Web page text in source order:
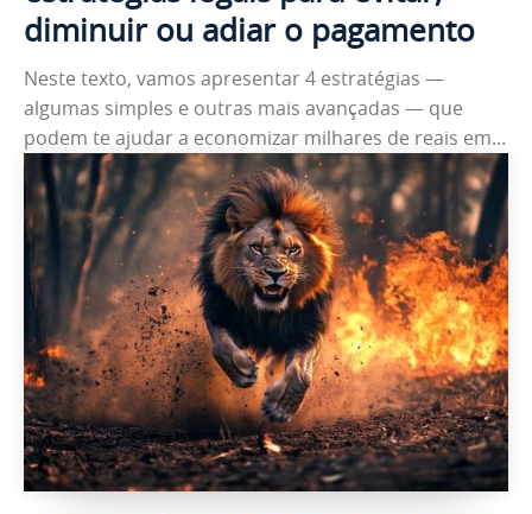
diminuir ou adiar o pagamento
Neste texto, vamos apresentar 4 estratégias —
algumas simples e outras mais avançadas — que
podem te ajudar a economizar milhares de reais em...